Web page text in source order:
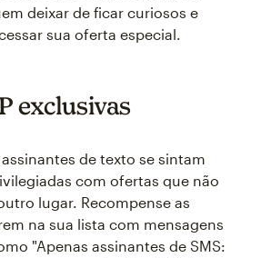
deixar de ficar curiosos e
sua oferta especial.
exclusivas
de texto se sintam
com ofertas que não
lugar. Recompense as
na sua lista com mensagens
"Apenas assinantes de SMS: